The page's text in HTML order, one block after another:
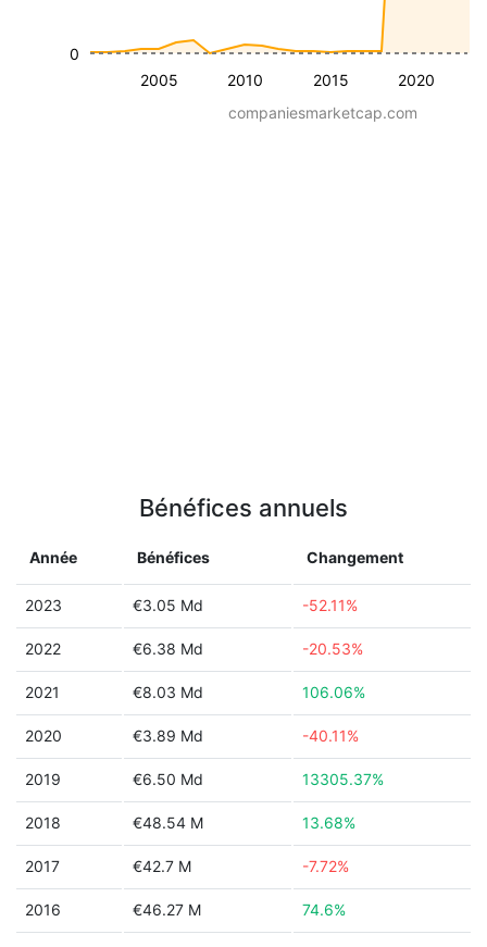
2005 2010 2015 2020
0
companiesmarketcap.com
Bénéfices annuels
Année Bénéfices Changement
2023 €3.05 Md -52.11%
2022 €6.38 Md -20.53%
2021 €8.03 Md 106.06%
2020 €3.89 Md -40.11%
2019 €6.50 Md 13305.37%
2018 €48.54 M 13.68%
2017 €42.7 M -7.72%
2016 €46.27 M 74.6%